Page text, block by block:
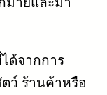
ด้จากการ
ว์ ร้านค้าหรือ